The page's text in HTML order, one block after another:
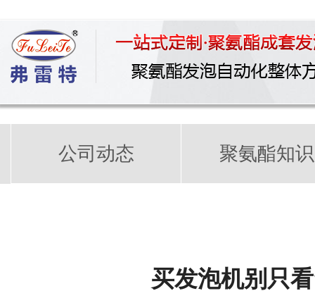
公司动态 聚氨酯知识
买发泡机别只